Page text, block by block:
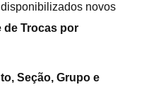
disponibilizados novos
de Trocas por
Seção, Grupo e